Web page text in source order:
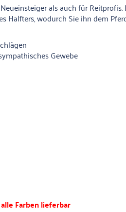
als auch für
Halfters, wodurch Sie ihn dem
Gewebe
Farben lieferbar